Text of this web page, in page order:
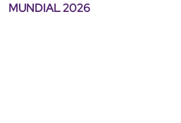
MUNDIAL 2026